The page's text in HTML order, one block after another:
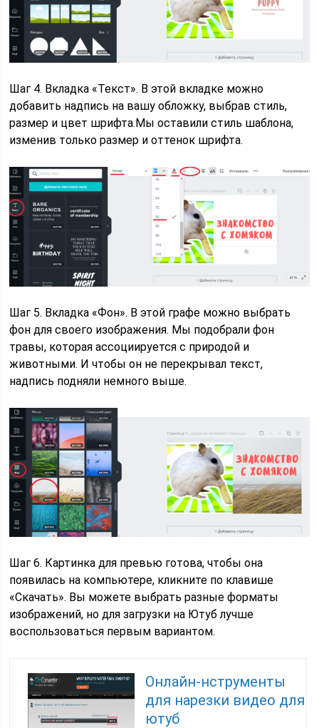
Шаг 4. Вкладка «Текст». В этой вкладке можно
добавить надпись на вашу обложку, выбрав стиль,
размер и цвет шрифта.Мы оставили стиль шаблона,
изменив только размер и оттенок шрифта.
Шаг 5. Вкладка «Фон». В этой графе можно выбрать
фон для своего изображения. Мы подобрали фон
травы, которая ассоциируется с природой и
животными. И чтобы он не перекрывал текст,
надпись подняли немного выше.
Шаг 6. Картинка для превью готова, чтобы она
появилась на компьютере, кликните по клавише
«Скачать». Вы можете выбрать разные форматы
изображений, но для загрузки на Ютуб лучше
воспользоваться первым вариантом.
Онлайн-нструменты
для нарезки видео для
ютуб